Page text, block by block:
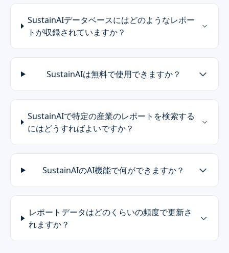
SustainAIデータベースにはどのようなレポー
トが収録されていますか？
SustainAIは無料で使用できますか？
SustainAIで特定の産業のレポートを検索する
にはどうすればよいですか？
SustainAIのAI機能で何ができますか？
レポートデータはどのくらいの頻度で更新さ
れますか？